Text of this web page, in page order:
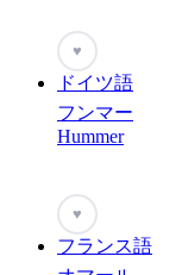
♥
ドイツ語
フンマー
Hummer
♥
フランス語